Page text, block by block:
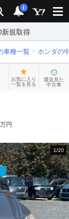
検索 通知
i
新規取得
車種一覧 ホンダの
お気に入り
一覧を見る
最近見た
中古車
万円
1/20